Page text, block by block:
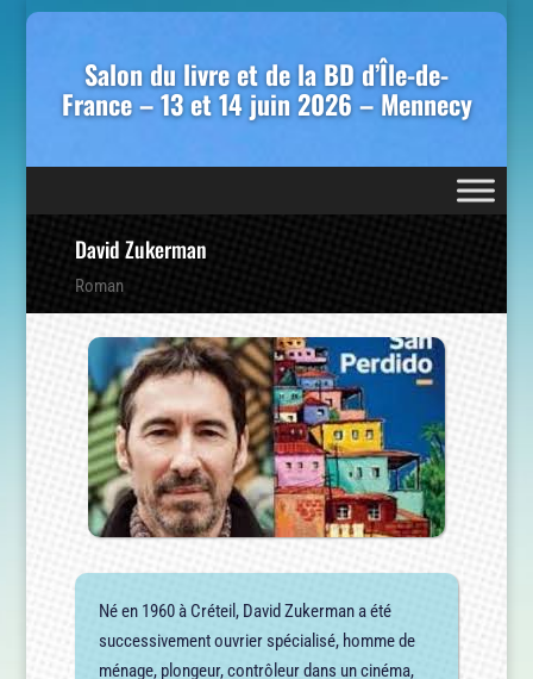
Salon du livre et de la BD d’Île-de-
France – 13 et 14 juin 2026 – Mennecy
David Zukerman
Roman
Né en 1960 à Créteil, David Zukerman a été
successivement ouvrier spécialisé, homme de
ménage, plongeur, contrôleur dans un cinéma,